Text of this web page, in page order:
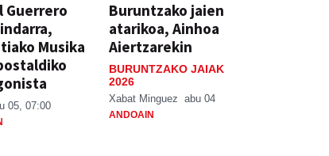
Guerrero
Musika
05, 07:00
Buruntzako jaien
atarikoa, Ainhoa
Aiertzarekin
BURUNTZAKO JAIAK
2026
Xabat Minguez abu 04
ANDOAIN